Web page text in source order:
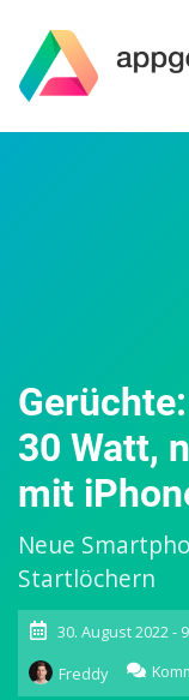
30 Watt,
mit
Neue
Startlöchern
30. August 2022 -
Freddy